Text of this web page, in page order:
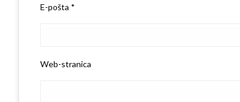
E-pošta *
Web-stranica